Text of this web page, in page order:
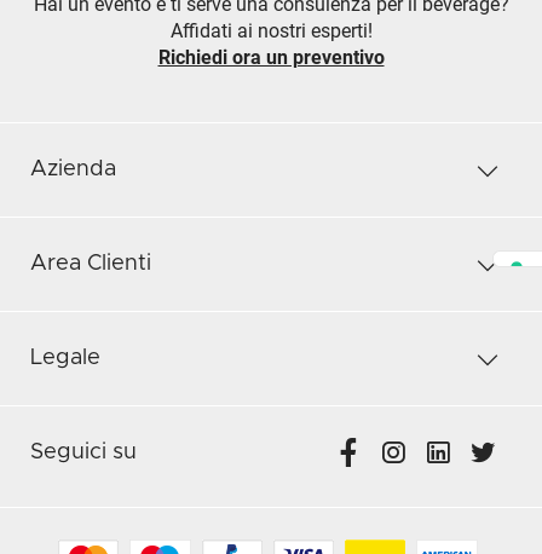
Affidati ai nostri esperti!
Richiedi ora un preventivo
Azienda
Area Clienti
Legale
Seguici su